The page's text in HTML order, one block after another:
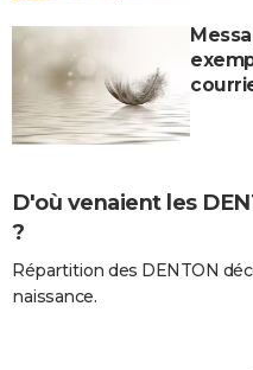
D'où venaient les
?
Répartition des DENTON
naissance.